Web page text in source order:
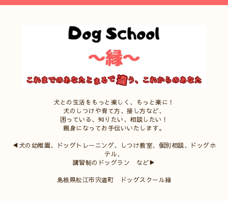
犬との生活をもっと楽しく、もっと楽に！
犬のしつけや育て方、接し方など、
困っている、知りたい、相談したい！
親身になってお手伝いいたします。
◀犬の幼稚園、ドッグトレーニング、しつけ教室、個別相談、ドッグホ
テル、
講習制のドッグラン など▶
島根県松江市宍道町 ドッグスクール縁